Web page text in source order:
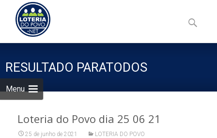
Menu
to
content
por:
RESULTADO PARATODOS
Loteria do Povo dia 25 06 21
25 de junho de 2021 LOTERIA DO POVO